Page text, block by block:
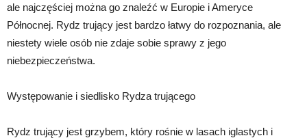
ale najczęściej można go znaleźć w Europie i Ameryce
Północnej. Rydz trujący jest bardzo łatwy do rozpoznania, ale
niestety wiele osób nie zdaje sobie sprawy z jego
niebezpieczeństwa.
Występowanie i siedlisko Rydza trującego
Rydz trujący jest grzybem, który rośnie w lasach iglastych i